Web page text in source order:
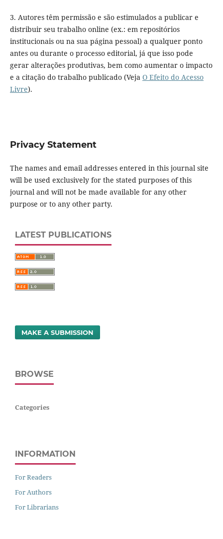
3. Autores têm permissão e são estimulados a publicar e
distribuir seu trabalho online (ex.: em repositórios
institucionais ou na sua página pessoal) a qualquer ponto
antes ou durante o processo editorial, já que isso pode
gerar alterações produtivas, bem como aumentar o impacto
e a citação do trabalho publicado (Veja O Efeito do Acesso
Livre).
Privacy Statement
The names and email addresses entered in this journal site
will be used exclusively for the stated purposes of this
journal and will not be made available for any other
purpose or to any other party.
LATEST PUBLICATIONS
MAKE A SUBMISSION
BROWSE
Categories
INFORMATION
For Readers
For Authors
For Librarians